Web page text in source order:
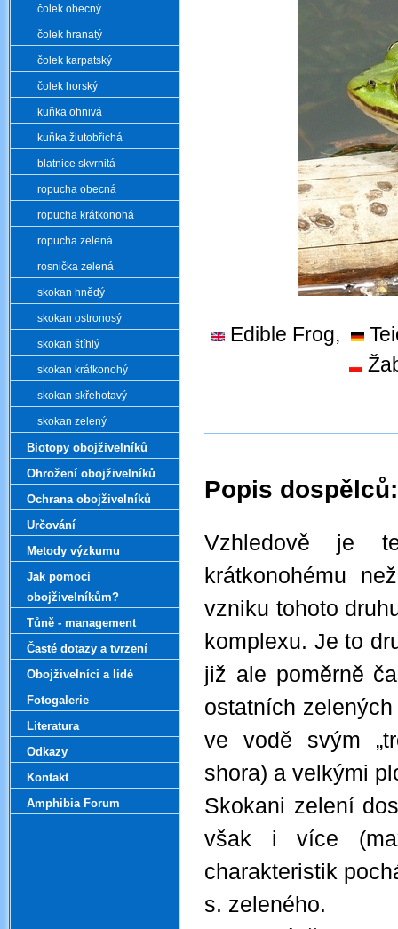
Edible Frog,
Popis dospělců:
Vzhledově je
krátkonohému
vzniku tohoto
komplexu. Je to
již ale poměrně
ostatních
ve vodě svým
shora) a velkými
Skokani zelení
však i více
charakteristik
s. zeleného.
čolek obecný
čolek hranatý
čolek karpatský
čolek horský
kuňka ohnivá
kuňka žlutobřichá
blatnice skvrnitá
ropucha obecná
ropucha krátkonohá
ropucha zelená
rosnička zelená
skokan hnědý
skokan ostronosý
skokan štíhlý
skokan krátkonohý
skokan skřehotavý
skokan zelený
Biotopy obojživelníků
Ohrožení obojživelníků
Ochrana obojživelníků
Určování
Metody výzkumu
Jak pomoci
obojživelníkům?
Tůně - management
Časté dotazy a tvrzení
Obojživelníci a lidé
Fotogalerie
Literatura
Odkazy
Kontakt
Amphibia Forum